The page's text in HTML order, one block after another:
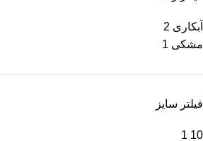
آبکاری 2
مشکی 1
فیلتر سایز
10
1